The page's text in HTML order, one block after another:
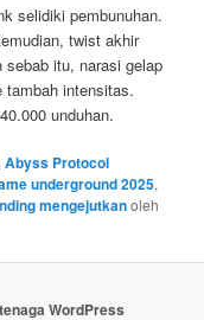
selidiki pembunuhan.
twist akhir
itu, narasi gelap
tambah intensitas.
unduhan.
Abyss Protocol
underground 2025,
mengejutkanoleh
WordPress